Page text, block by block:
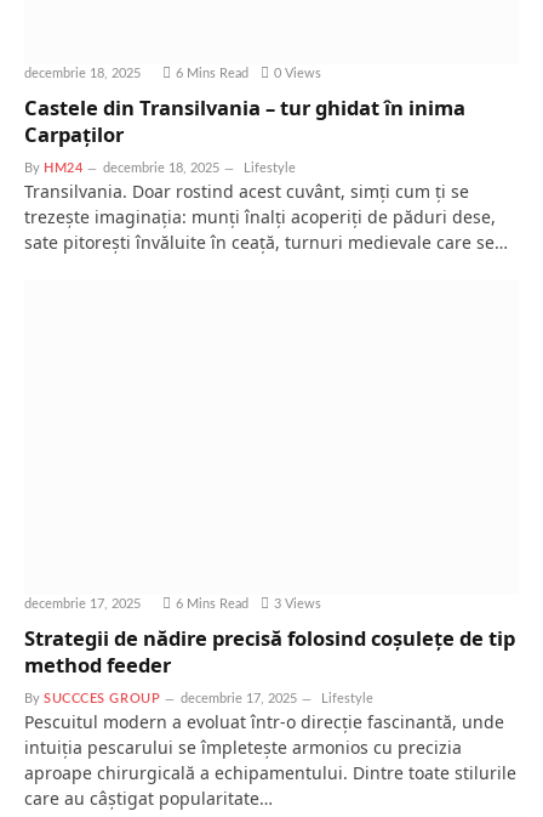
decembrie 18, 2025 6 Mins Read 0 Views
Castele din Transilvania – tur ghidat în inima
Carpaților
By HM24 decembrie 18, 2025 Lifestyle
Transilvania. Doar rostind acest cuvânt, simți cum ți se
trezește imaginația: munți înalți acoperiți de păduri dese,
sate pitorești învăluite în ceață, turnuri medievale care se…
decembrie 17, 2025 6 Mins Read 3 Views
Strategii de nădire precisă folosind coșulețe de tip
method feeder
By SUCCCES GROUP decembrie 17, 2025 Lifestyle
Pescuitul modern a evoluat într-o direcție fascinantă, unde
intuiția pescarului se împletește armonios cu precizia
aproape chirurgicală a echipamentului. Dintre toate stilurile
care au câștigat popularitate…